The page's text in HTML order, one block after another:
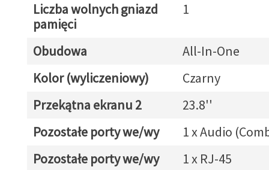
Liczba wolnych gniazd
pamięci
1
Obudowa
All-In-One
Kolor (wyliczeniowy)
Czarny
Przekątna ekranu 2
23.8''
Pozostałe porty we/wy
1 x Audio
Pozostałe porty we/wy
1 x RJ-45